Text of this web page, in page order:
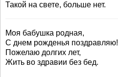
Такой на свете, больше нет.
Моя бабушка родная,
С днем рожденья поздравляю!
Пожелаю долгих лет,
Жить во здравии без бед.